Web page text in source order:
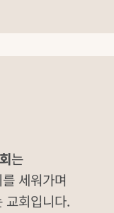
는
세워가며
교회입니다.